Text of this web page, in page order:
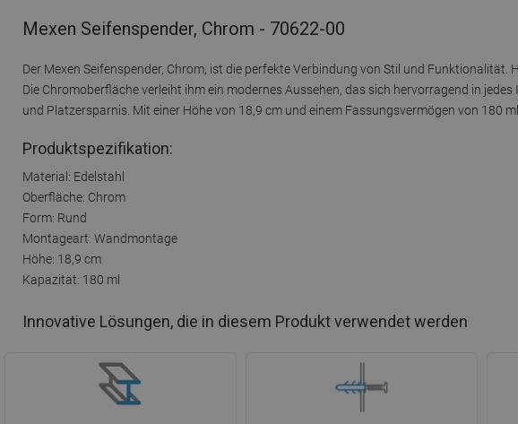
Mexen Seifenspender, Chrom - 70622-00
Der Mexen Seifenspender, Chrom, ist die perfekte Verbindung von Stil und
Die Chromoberfläche verleiht ihm ein modernes Aussehen, das sich hervorragend in
und Platzersparnis. Mit einer Höhe von 18,9 cm und einem Fassungsvermögen von 180
Produktspezifikation:
Material: Edelstahl
Oberfläche: Chrom
Form: Rund
Montageart: Wandmontage
Höhe: 18,9 cm
Kapazität: 180 ml
Innovative Lösungen, die in diesem Produkt verwendet werden